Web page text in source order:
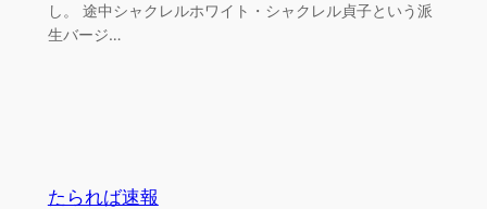
し。 途中シャクレルホワイト・シャクレル貞子という派
生バージ…
たられば速報